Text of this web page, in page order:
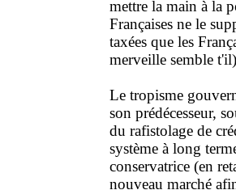
mettre la main à la
Françaises ne le
taxées que les
merveille semble
Le tropisme
son prédécesseur,
du rafistolage de
système à long
conservatrice (en
nouveau marché